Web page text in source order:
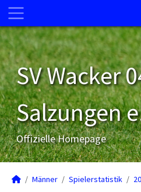
SV Wacker
Salzungen
Offizielle Homepage
Männer Spielerstatistik